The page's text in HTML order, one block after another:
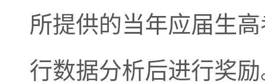
所提供的当年应届生
行数据分析后进行奖